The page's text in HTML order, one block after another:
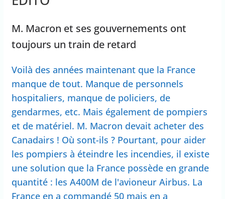
M. Macron et ses gouvernements ont
toujours un train de retard
Voilà des années maintenant que la France
manque de tout. Manque de personnels
hospitaliers, manque de policiers, de
gendarmes, etc. Mais également de pompiers
et de matériel. M. Macron devait acheter des
Canadairs ! Où sont-ils ? Pourtant, pour aider
les pompiers à éteindre les incendies, il existe
une solution que la France possède en grande
quantité : les A400M de l'avioneur Airbus. La
France en a commandé 50 mais en a